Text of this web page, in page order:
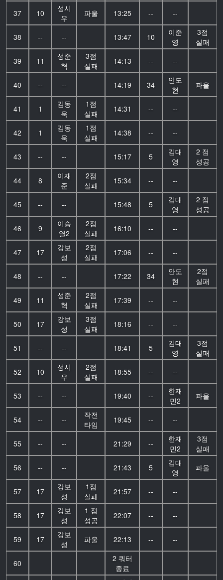
37 10
성시
우
파울 13:25 -- --
38 -- -- 13:47 10
이준
영
3점
실패
39
11
성준
혁
3점
실패
14:13 -- --
40 -- -- 14:19 34
안도
현
파울
41 1
김동
욱
1점
실패
14:31 -- --
42 1
김동
욱
1점
실패
14:38 -- --
43 -- -- 15:17 5
김대
영
2 점
성공
44
8
이재
준
2점
실패
15:34 -- --
45 -- -- 15:48 5
김대
영
2 점
성공
46
9
이승
열2
2점
실패
16:10 -- --
47 17
강보
성
2점
실패
17:06 -- --
48 -- -- 17:22 34
안도
현
2점
실패
49
11
성준
혁
2점
실패
17:39 -- --
50 17
강보
성
3점
실패
18:16 -- --
51 -- -- 18:41 5
김대
영
3점
실패
52
10
성시
우
2점
실패
18:55 -- --
53 -- -- 19:40 --
한재
민2
파울
54 -- --
작전
타임
19:45 -- --
55 -- -- 21:29 --
한재
민2
3점
실패
56
-- -- 21:43 5
김대
영
파울
57 17
강보
성
1점
실패
21:57 -- --
58 17
강보
성
1 점
성공
22:07 -- --
59 17
강보
성
파울 22:13 -- --
60
2 쿼터
종료